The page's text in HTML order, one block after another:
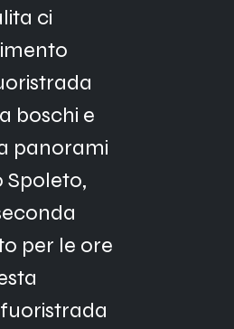
ci
boschi e
panorami
Spoleto,
per le ore